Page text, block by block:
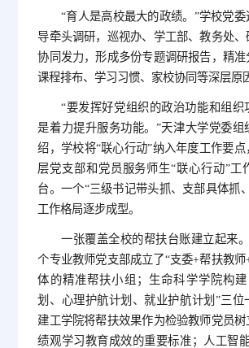
“育人是高校最大的政绩。”学校党
导牵头调研，巡视办、学工部、教务处、
协同发力，形成多份专题调研报告，精准
课程排布、学习习惯、家校协同等深层原
“要发挥好党组织的政治功能和组织
是着力提升服务功能。”天津大学党委组
绍，学校将“联心行动”纳入年度工作要
层党支部和党员服务师生“联心行动”工
台。一个“三级书记带头抓、支部具体抓
工作格局逐步成型。
一张覆盖全校的帮扶台账建立起来
个专业教师党支部成立了“支委+帮扶教师
体的精准帮扶小组；生命科学学院构
划、心理护航计划、就业护航计划”三位
建工学院将帮扶效果作为检验教师党员
绩观学习教育成效的重要标准；人工智